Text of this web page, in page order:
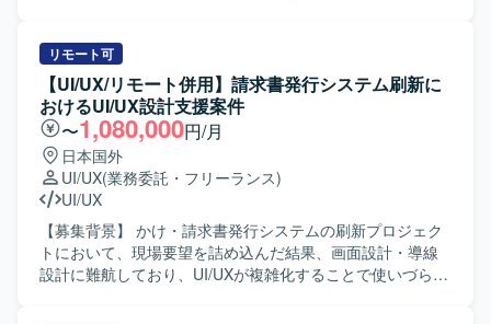
がら改善に取り組める方を求めております。 ・限られた情
報から仮説を立て、高速でPDCAを回せる方を歓迎いたしま
す。 ・自ら手を動かし、事業数字に責任を持って取り組め
る方を想定しております。 【ポジションの魅力】 ・AIを活
用したHR領域の新規プロダクトにおいて、0→1フェーズか
ら体験設計をリードできる環境です。 ・事業責任者やプロ
ダクトマネージャー、エンジニア、マーケティングメンバ
ーと密に連携しながら、事業開発・プロダクト開発・マー
ケティングを一体で推進する経験を積むことができます。
・抽象度の高い事業仮説やユーザー課題から、「どのよう
な体験にすべきか」を定義し、検証を重ねながらプロダク
IPゲーム開発を中核に、コンシューマーゲーム開発や新規
オリジナルIP創出、インディーゲーム開発まで、企画初期
段階から運用・海外展開まで一気通貫で関われる多様なプ
ロジェクトに携わることができます。長期的にトップクラ
スのヒットタイトルを創出するための大規模な開発体制や
高度な運用ノウハウがあり、グループ横断での人材配置や
技術力の集約により、開発スピードと品質の両立を目指す
環境です。大きな裁量を持ちながら、長期的に活躍できる
環境づくりにも注力した組織で開発に取り組むことができ
ます。 【開発環境】 クリエイティブのクオリティを高める
ため、ご希望に応じて最適なゲーム開発環境に必要な機材
成を行い、ユーザビリティを意識したUI/UX設計に携わって
頂きます。 【求める人物像】 UI/UX仕様を自ら検討し、顧
客に対してわかりやすく提案できる方を求めております。
関係者と円滑にコミュニケーションを取りながら業務を推
進できる方にマッチするポジションです。 【ポジションの
魅力】 デジタルカメラ分野におけるアプリケーション
UI/UX設計に携わることで、一般ユーザ向けサービスの使い
勝手向上に直接貢献できる案件です。Figmaなどの最新ツー
ルを活用しながら、UI/UX設計スキルをさらに高めて頂けま
す。 【開発環境】 Figma、GitHub、JIRA、PowerPointを中
心とした環境で作業して頂きます。
リモート可
【UI/UX/リモート併用】請求書発行システム刷新に
おけるUI/UX設計支援案件
〜1,080,000円/月
日本国外
UI/UX(業務委託・フリーランス)
UI/UX
【募集背景】 かけ・請求書発行システムの刷新プロジェク
トにおいて、現場要望を詰め込んだ結果、画面設計・導線
設計に難航しており、UI/UXが複雑化することで使いづらく